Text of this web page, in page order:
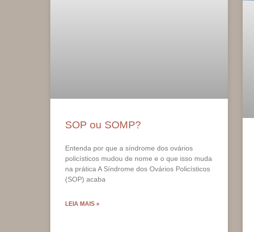
SOP ou SOMP?
Entenda por que a síndrome dos ovários
policísticos mudou de nome e o que isso muda
na prática A Síndrome dos Ovários Policísticos
(SOP) acaba
LEIA MAIS »